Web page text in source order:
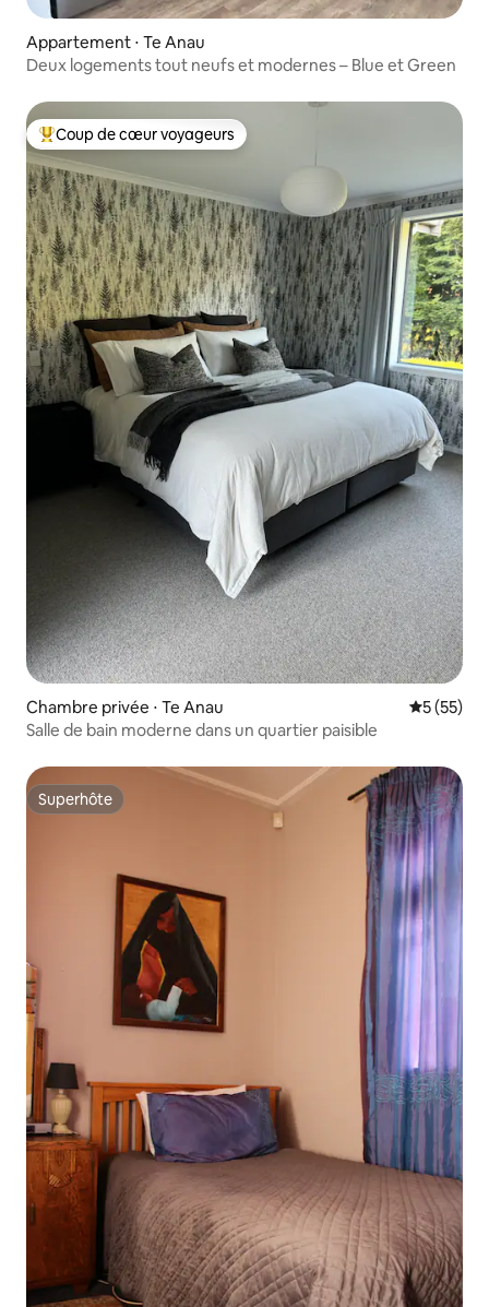
Appartement ⋅ Te Anau
Deux logements tout neufs et modernes – Blue et Green
Coups de cœur voyageurs les plus appréciés
Coup de cœur voyageurs
Chambre privée ⋅ Te Anau
5 (55)
Salle de bain moderne dans un quartier paisible
Superhôte
Superhôte